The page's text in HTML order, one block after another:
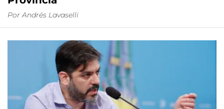
Por Andrés Lavaselli